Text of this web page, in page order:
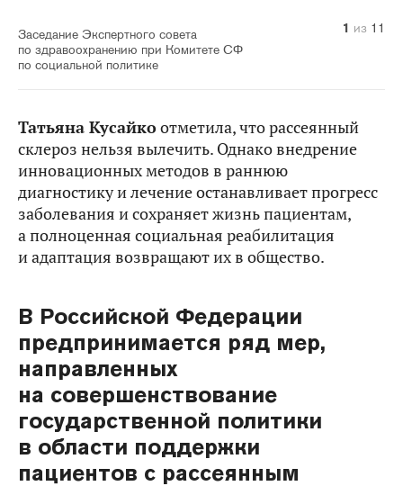
Заседание Экспертного совета
по здравоохранению при Комитете СФ
по социальной политике
1 из 11
2 из 11
3 из 11
4 из 11
5 из 11
6 из 11
7 из 11
8 из 11
9 из 11
10 из 11
11 из 11
Татьяна Кусайкоотметила, что рассеянный
склероз нельзя вылечить. Однако внедрение
инновационных методов в раннюю
диагностику и лечение останавливает прогресс
заболевания и сохраняет жизнь пациентам,
а полноценная социальная реабилитация
и адаптация возвращают их в общество.
В Российской Федерации
предпринимается ряд мер,
направленных
на совершенствование
государственной политики
в области поддержки
пациентов с рассеянным